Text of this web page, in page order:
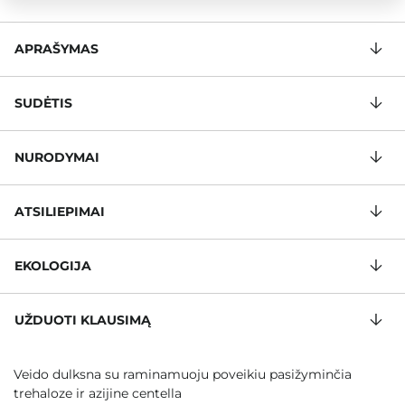
APRAŠYMAS
SUDĖTIS
NURODYMAI
ATSILIEPIMAI
EKOLOGIJA
UŽDUOTI KLAUSIMĄ
Veido dulksna su raminamuoju poveikiu pasižyminčia
trehaloze ir azijine centella